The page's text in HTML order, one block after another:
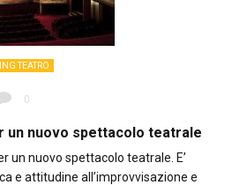
TEATRO
0
un nuovo spettacolo teatrale
un nuovo spettacolo teatrale. E’
e attitudine all’improvvisazione e